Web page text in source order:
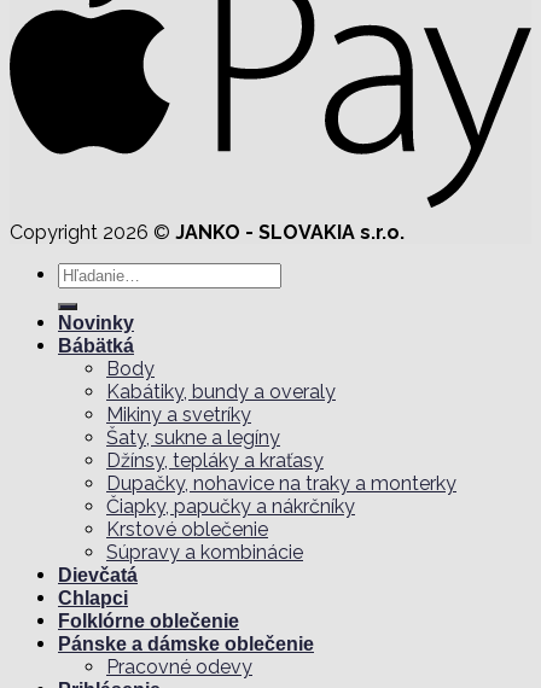
Copyright 2026 © JANKO - SLOVAKIA s.r.o.
Hľadať:
Novinky
Bábätká
Body
Kabátiky, bundy a overaly
Mikiny a svetríky
Šaty, sukne a legíny
Džínsy, tepláky a kraťasy
Dupačky, nohavice na traky a monterky
Čiapky, papučky a nákrčníky
Krstové oblečenie
Súpravy a kombinácie
Dievčatá
Chlapci
Folklórne oblečenie
Pánske a dámske oblečenie
Pracovné odevy